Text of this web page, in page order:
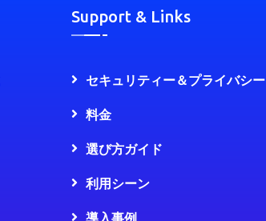
Support & Links
セキュリティー＆プライバシー
料金
選び方ガイド
利用シーン
導入事例